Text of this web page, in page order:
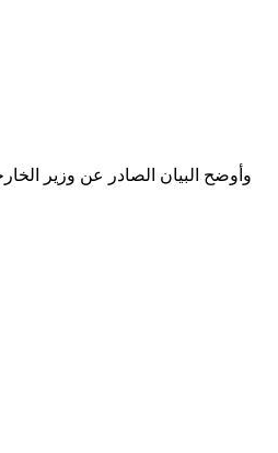
وأوضح البيان الصادر عن وزير